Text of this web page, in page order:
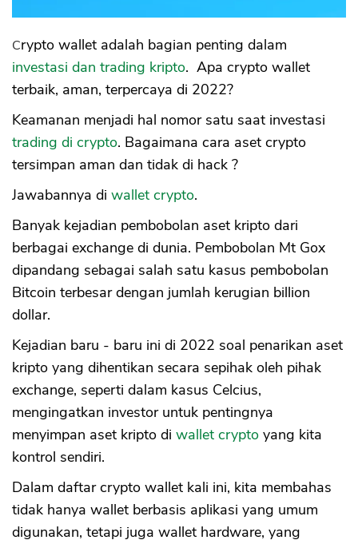
Crypto wallet adalah bagian penting dalam
investasi dan trading kripto. Apa crypto wallet
terbaik, aman, terpercaya di 2022?
Keamanan menjadi hal nomor satu saat investasi
trading di crypto. Bagaimana cara aset crypto
tersimpan aman dan tidak di hack ?
Jawabannya di wallet crypto.
Banyak kejadian pembobolan aset kripto dari
berbagai exchange di dunia. Pembobolan Mt Gox
dipandang sebagai salah satu kasus pembobolan
Bitcoin terbesar dengan jumlah kerugian billion
dollar.
Kejadian baru - baru ini di 2022 soal penarikan aset
kripto yang dihentikan secara sepihak oleh pihak
exchange, seperti dalam kasus Celcius,
mengingatkan investor untuk pentingnya
menyimpan aset kripto di wallet crypto yang kita
kontrol sendiri.
Dalam daftar crypto wallet kali ini, kita membahas
tidak hanya wallet berbasis aplikasi yang umum
digunakan, tetapi juga wallet hardware, yang